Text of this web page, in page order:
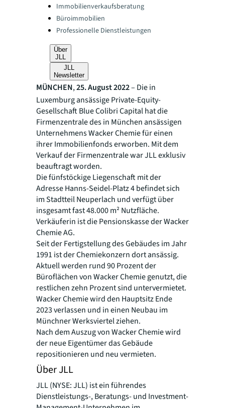
Immobilienverkaufsberatung
Büroimmobilien
Professionelle Dienstleistungen
Über
JLL
JLL
Newsletter
MÜNCHEN,25. August 2022– Die in
Luxemburg ansässige Private-Equity-
Gesellschaft Blue Colibri Capital hat die
Firmenzentrale des in München ansässigen
Unternehmens Wacker Chemie für einen
ihrer Immobilienfonds erworben. Mit dem
Verkauf der Firmenzentrale war JLL exklusiv
beauftragt worden.
Die fünfstöckige Liegenschaft mit der
Adresse Hanns-Seidel-Platz 4 befindet sich
im Stadtteil Neuperlach und verfügt über
insgesamt fast 48.000 m² Nutzfläche.
Verkäuferin ist die Pensionskasse der Wacker
Chemie AG.
Seit der Fertigstellung des Gebäudes im Jahr
1991 ist der Chemiekonzern dort ansässig.
Aktuell werden rund 90 Prozent der
Büroflächen von Wacker Chemie genutzt, die
restlichen zehn Prozent sind untervermietet.
Wacker Chemie wird den Hauptsitz Ende
2023 verlassen und in einen Neubau im
Münchner Werksviertel ziehen.
Nach dem Auszug von Wacker Chemie wird
der neue Eigentümer das Gebäude
repositionieren und neu vermieten.
Über JLL
JLL (NYSE: JLL) ist ein führendes
Dienstleistungs-, Beratungs- und Investment-